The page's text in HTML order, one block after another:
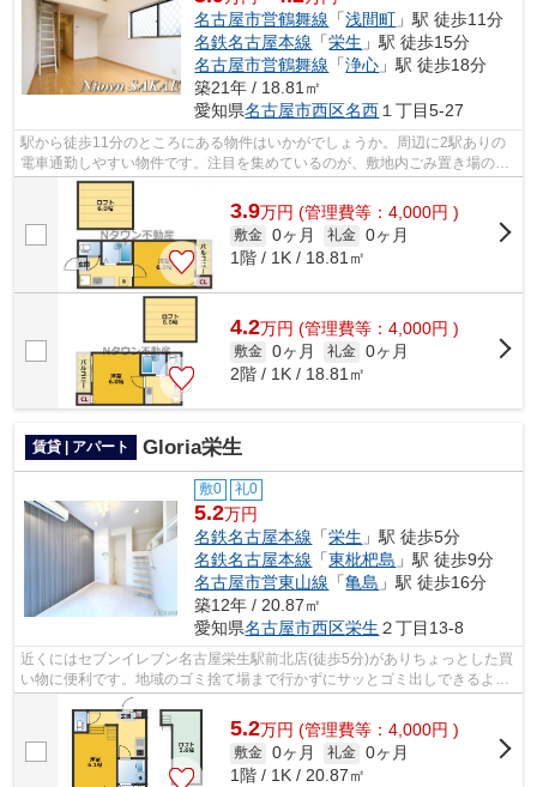
名古屋市営鶴舞線 「浅間町 」駅 徒歩11分
名鉄名古屋本線 「栄生 」駅 徒歩15分
名古屋市営鶴舞線 「浄心 」駅 徒歩18分
築21年 / 18.81㎡
愛知県名古屋市西区名西 １丁目5-27
駅から徒歩11分のところにある物件はいかがでしょうか。周辺に2駅ありの
電車通勤しやすい物件です。注目を集めているのが、敷地内ごみ置き場のあ
る物件です。初期費用のカード決済がで...
3.9万円 (管理費等：4,000円 )
敷金 0ヶ月 礼金 0ヶ月
1階 / 1K / 18.81㎡
4.2万円 (管理費等：4,000円 )
敷金 0ヶ月 礼金 0ヶ月
2階 / 1K / 18.81㎡
賃貸 | アパート Gloria栄生
敷0 礼0
5.2万円
名鉄名古屋本線 「栄生 」駅 徒歩5分
名鉄名古屋本線 「東枇杷島 」駅 徒歩9分
名古屋市営東山線 「亀島 」駅 徒歩16分
築12年 / 20.87㎡
愛知県名古屋市西区栄生 ２丁目13-8
近くにはセブンイレブン名古屋栄生駅前北店(徒歩5分)がありちょっとした買
い物に便利です。地域のゴミ捨て場まで行かずにサッとゴミ出しできるよう
に、共用部にゴミ捨て場を設置してお...
5.2万円 (管理費等：4,000円 )
敷金 0ヶ月 礼金 0ヶ月
1階 / 1K / 20.87㎡